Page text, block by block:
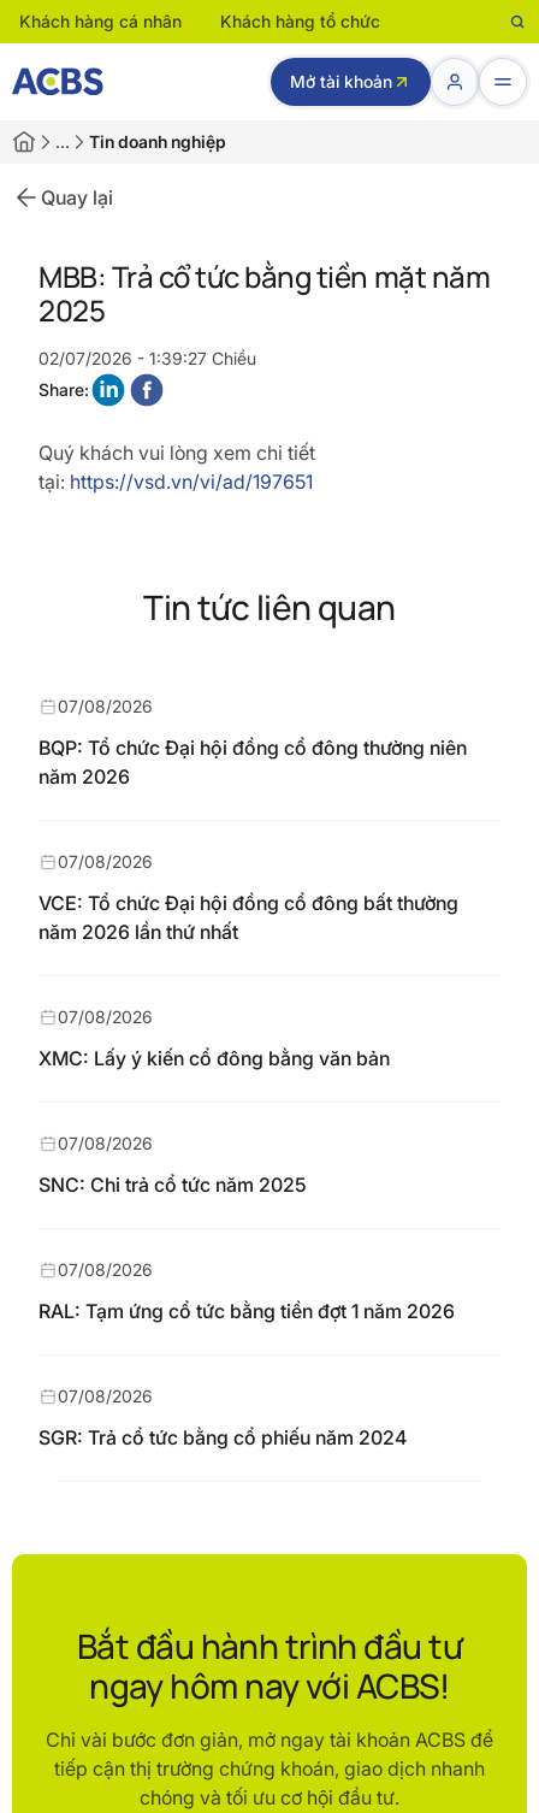
Khách hàng cá nhân Khách hàng tổ chức
Mở tài khoản
… Tin doanh nghiệp
Quay lại
MBB: Trả cổ tức bằng tiền mặt năm
2025
02/07/2026 - 1:39:27 Chiều
Share:
Quý khách vui lòng xem chi tiết
tại: https://vsd.vn/vi/ad/197651
Tin tức liên quan
BQP: Tổ chức Đại hội đồng cổ đông thường niên
năm 2026
07/08/2026
VCE: Tổ chức Đại hội đồng cổ đông bất thường
năm 2026 lần thứ nhất
07/08/2026
XMC: Lấy ý kiến cổ đông bằng văn bản
07/08/2026
SNC: Chi trả cổ tức năm 2025
07/08/2026
RAL: Tạm ứng cổ tức bằng tiền đợt 1 năm 2026
07/08/2026
SGR: Trả cổ tức bằng cổ phiếu năm 2024
07/08/2026
Bắt đầu hành trình đầu tư
ngay hôm nay với ACBS!
Chỉ vài bước đơn giản, mở ngay tài khoản ACBS để
tiếp cận thị trường chứng khoán, giao dịch nhanh
chóng và tối ưu cơ hội đầu tư.